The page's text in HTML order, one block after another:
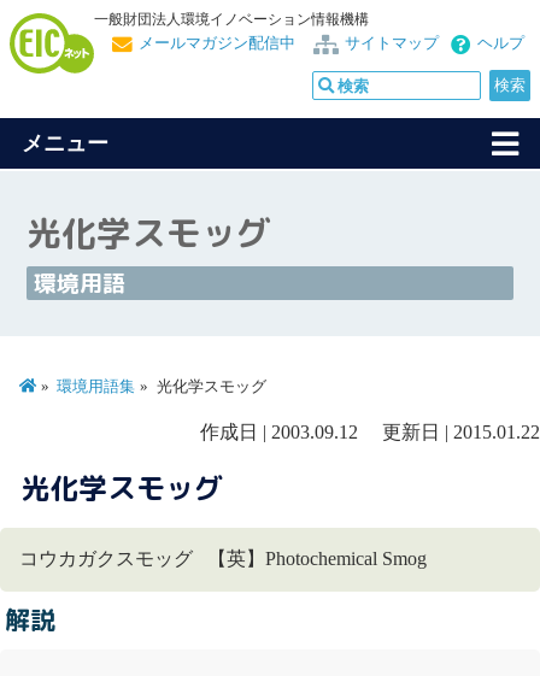
一般財団法人環境イノベーション情報機構
ヘルプ
サイトマップ
メールマガジン配信中
メニュー
光化学スモッグ
環境用語
環境用語集 光化学スモッグ
作成日 | 2003.09.12 更新日 | 2015.01.22
光化学スモッグ
コウカガクスモッグ 【英】Photochemical Smog
解説